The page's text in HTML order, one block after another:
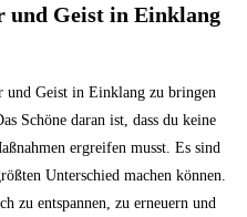
und Geist ​in Einklang
Geist in ‌Einklang zu bringen
Schöne daran‌ ist, ​dass du keine
ergreifen musst.⁤ Es ⁣sind
Unterschied machen können.
zu⁣ entspannen, zu ⁤erneuern und